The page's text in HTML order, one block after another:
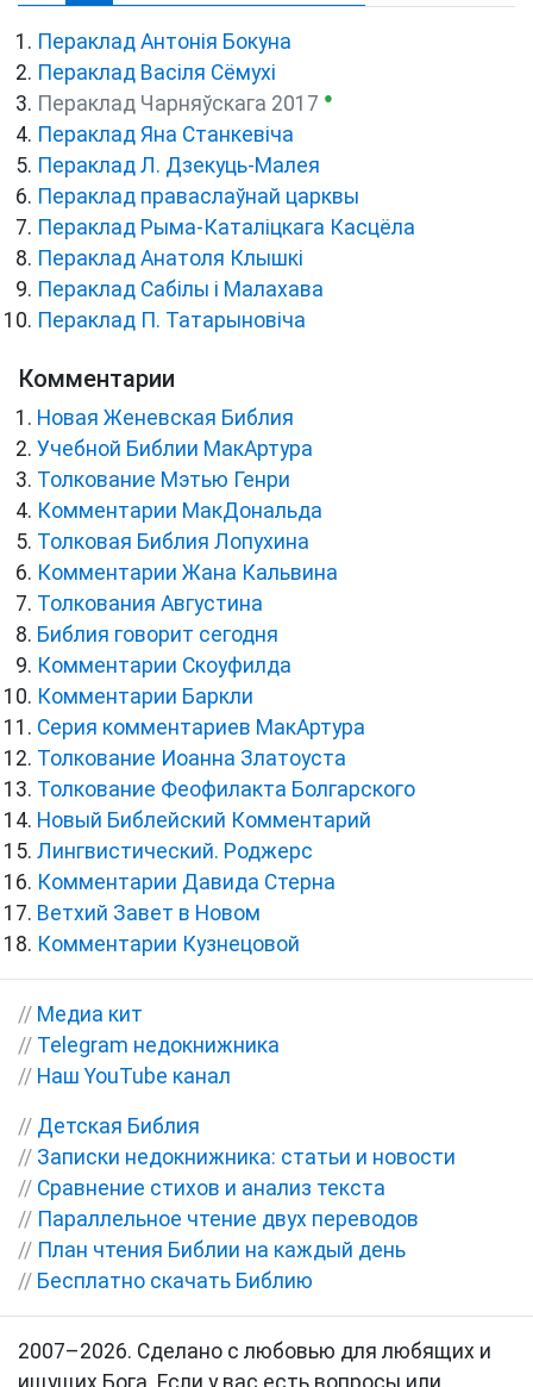
Пераклад Антонія Бокуна
Пераклад Васіля Сёмухі
Пераклад Чарняўскага 2017 ●
Пераклад Яна Станкевіча
Пераклад Л. Дзекуць-Малея
Пераклад праваслаўнай царквы
Пераклад Рыма-Каталіцкага Касцёла
Пераклад Анатоля Клышкi
Пераклад Сабілы і Малахава
Пераклад П. Татарыновіча
Комментарии
Новая Женевская Библия
Учебной Библии МакАртура
Толкование Мэтью Генри
Комментарии МакДональда
Толковая Библия Лопухина
Комментарии Жана Кальвина
Толкования Августина
Библия говорит сегодня
Комментарии Скоуфилда
Комментарии Баркли
Серия комментариев МакАртура
Толкование Иоанна Златоуста
Толкование Феофилакта Болгарского
Новый Библейский Комментарий
Лингвистический. Роджерс
Комментарии Давида Стерна
Ветхий Завет в Новом
Комментарии Кузнецовой
// Медиа кит
// Telegram недокнижника
// Наш YouTube канал
// Детская Библия
// Записки недокнижника: статьи и новости
// Сравнение стихов и анализ текста
// Параллельное чтение двух переводов
// План чтения Библии на каждый день
// Бесплатно скачать Библию
2007–2026. Сделано с любовью для любящих и
ищущих Бога. Если у вас есть вопросы или